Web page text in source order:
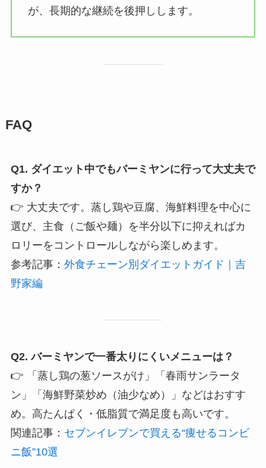
が、長期的な継続を後押しします。
FAQ
Q1. ダイエット中でもバーミヤンに行って大丈夫で
すか？
👉 大丈夫です。蒸し鶏や豆腐、海鮮料理を中心に
選び、主食（ご飯や麺）を半分以下に抑えればカ
ロリーをコントロールしながら楽しめます。
参考記事： 外食チェーン別ダイエットガイド｜吉
野家編
Q2. バーミヤンで一番太りにくいメニューは？
👉 「蒸し鶏の葱ソースがけ」「春雨サンラータ
ン」「海鮮野菜炒め（油少なめ）」などはおすす
め。高たんぱく・低脂質で満足度も高いです。
関連記事： セブンイレブンで買える“痩せるコンビ
ニ飯”10選